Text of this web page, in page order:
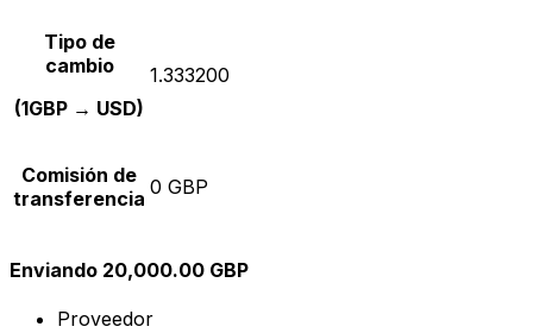
Tipo de
cambio
(1GBP → USD)
1.333200
Comisión de
transferencia 0 GBP
Enviando 20,000.00 GBP
Proveedor